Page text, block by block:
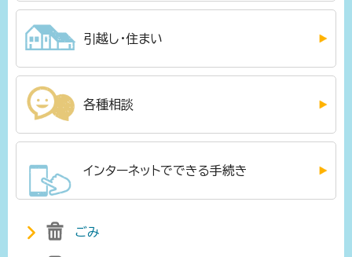
引越し・住まい
各種相談
インターネットでできる手続き
ごみ